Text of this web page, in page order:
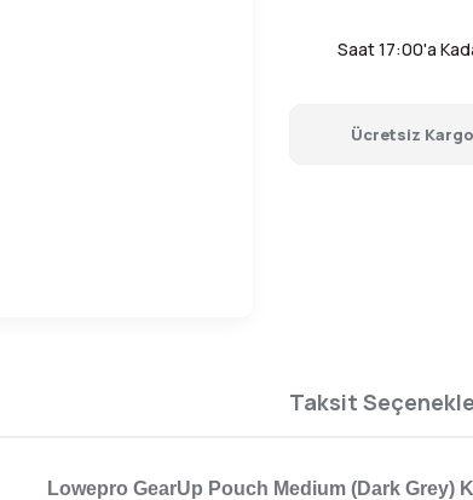
Saat 17:00'a
Ücretsiz Kargo
Taksit
Lowepro GearUp Pouch Medium (Dark Grey)